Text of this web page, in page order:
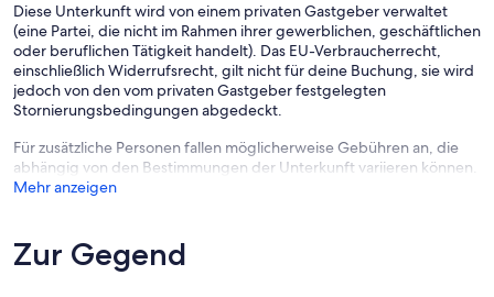
Diese Unterkunft wird von einem privaten Gastgeber verwaltet
(eine Partei, die nicht im Rahmen ihrer gewerblichen, geschäftlichen
oder beruflichen Tätigkeit handelt). Das EU-Verbraucherrecht,
einschließlich Widerrufsrecht, gilt nicht für deine Buchung, sie wird
jedoch von den vom privaten Gastgeber festgelegten
Stornierungsbedingungen abgedeckt.
Für zusätzliche Personen fallen möglicherweise Gebühren an, die
abhängig von den Bestimmungen der Unterkunft variieren können.
Mehr anzeigen
Zur Gegend